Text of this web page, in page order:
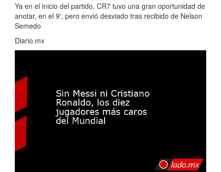
Ya en el inicio del partido, CR7 tuvo una gran oportunidad de
anotar, en el 9', pero envió desviado tras recibido de Nelson
Semedo
Diario.mx